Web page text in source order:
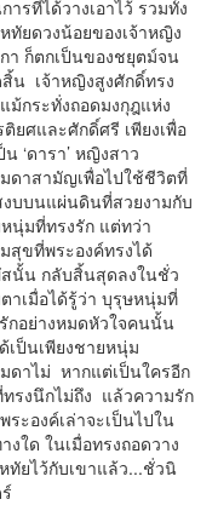
ารที่ได้วางเอาไว้ รวมทั้ง
ทัยดวงน้อยของเจ้าหญิง
า ก็ตกเป็นของชยุตม์จน
น เจ้าหญิงสูงศักดิ์ทรง
ม้กระทั่งถอดมงกุฎแห่ง
ติยศและศักดิ์ศรี เพียงเพื่อ
น ‘ดารา’ หญิงสาว
ดาสามัญเพื่อไปใช้ชีวิตที่
บบนแผ่นดินที่สวยงามกับ
นุ่มที่ทรงรัก แต่ทว่า
สุขที่พระองค์ทรงได้
นั้น กลับสิ้นสุดลงในชั่ว
าเมื่อได้รู้ว่า บุรุษหนุ่มที่
กอย่างหมดหัวใจคนนั้น
เป็นเพียงชายหนุ่ม
ดาไม่ หากแต่เป็นใครอีก
รงนึกไม่ถึง แล้วความรัก
ระองค์เล่าจะเป็นไปใน
งใด ในเมื่อทรงถอดวาง
ทัยไว้กับเขาแล้ว...ชั่วนิ